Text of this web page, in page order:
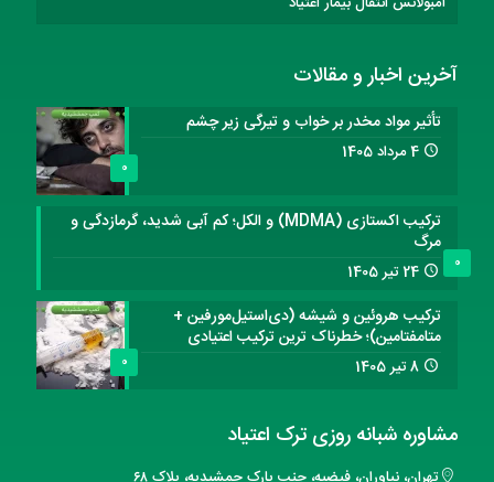
آخرین اخبار و مقالات
0
تأثیر مواد مخدر بر خواب و تیرگی زیر چشم
4 مرداد 1405
0
ترکیب اکستازی (MDMA) و الکل؛ کم آبی شدید، گرمازدگی و
مرگ
24 تیر 1405
0
ترکیب هروئین و شیشه (دی‌استیل‌مورفین +
متامفتامین)؛ خطرناک ترین ترکیب اعتیادی
8 تیر 1405
مشاوره شبانه روزی ترک اعتیاد